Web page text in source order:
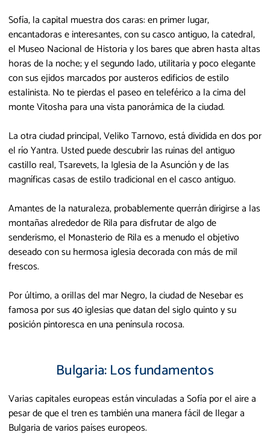
Sofía, la capital muestra dos caras: en primer lugar,
encantadoras e interesantes, con su casco antiguo, la catedral,
el Museo Nacional de Historia y los bares que abren hasta altas
horas de la noche; y el segundo lado, utilitaria y poco elegante
con sus ejidos marcados por austeros edificios de estilo
estalinista. No te pierdas el paseo en teleférico a la cima del
monte Vitosha para una vista panorámica de la ciudad.
La otra ciudad principal, Veliko Tarnovo, está dividida en dos por
el río Yantra. Usted puede descubrir las ruinas del antiguo
castillo real, Tsarevets, la Iglesia de la Asunción y de las
magníficas casas de estilo tradicional en el casco antiguo.
Amantes de la naturaleza, probablemente querrán dirigirse a las
montañas alrededor de Rila para disfrutar de algo de
senderismo, el Monasterio de Rila es a menudo el objetivo
deseado con su hermosa iglesia decorada con más de mil
frescos.
Por último, a orillas del mar Negro, la ciudad de Nesebar es
famosa por sus 40 iglesias que datan del siglo quinto y su
posición pintoresca en una península rocosa.
Bulgaria: Los fundamentos
Varias capitales europeas están vinculadas a Sofía por el aire a
pesar de que el tren es también una manera fácil de llegar a
Bulgaria de varios países europeos.